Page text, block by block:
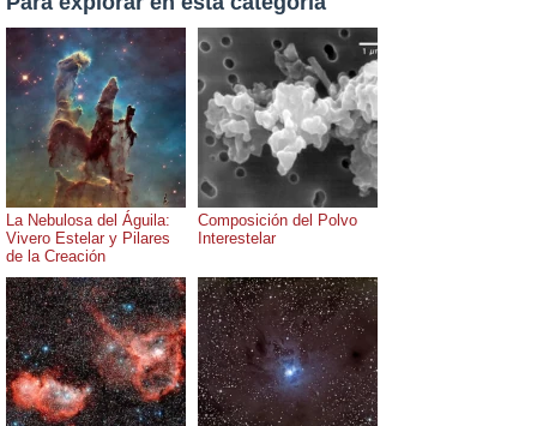
La Nebulosa del Águila:
Vivero Estelar y Pilares
de la Creación
Composición del Polvo
Interestelar